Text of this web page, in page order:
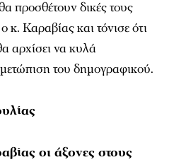
προσθέτουν δικές τους
κ. Καραβίας και τόνισε ότι
αρχίσει να κυλά
του δημογραφικού.
οι άξονες στους